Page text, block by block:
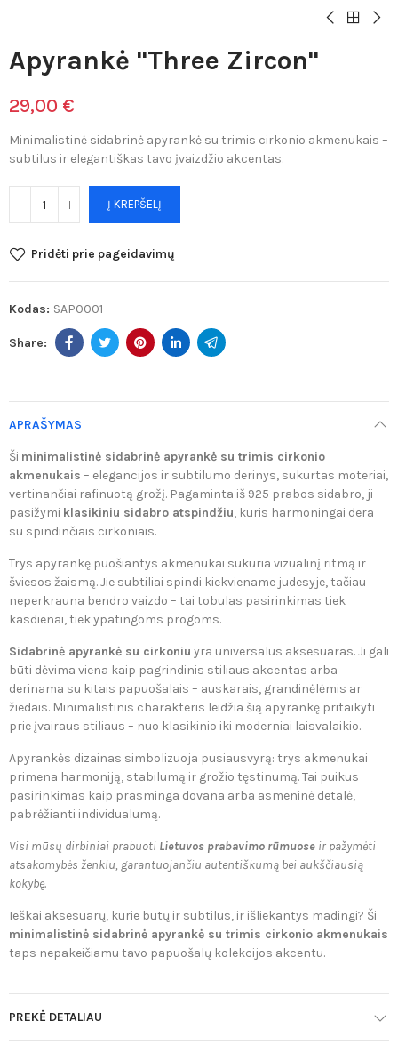
Apyrankė "Three Zircon"
29,00 €
Minimalistinė sidabrinė apyrankė su trimis cirkonio akmenukais –
subtilus ir elegantiškas tavo įvaizdžio akcentas.
Į KREPŠELĮ
Pridėti prie pageidavimų
Kodas: SAP0001
APRAŠYMAS
Ši minimalistinė sidabrinė apyrankė su trimis cirkonio
akmenukais – elegancijos ir subtilumo derinys, sukurtas moteriai,
vertinančiai rafinuotą grožį. Pagaminta iš 925 prabos sidabro, ji
pasižymi klasikiniu sidabro atspindžiu, kuris harmoningai dera
su spindinčiais cirkoniais.
Trys apyrankę puošiantys akmenukai sukuria vizualinį ritmą ir
šviesos žaismą. Jie subtiliai spindi kiekviename judesyje, tačiau
neperkrauna bendro vaizdo – tai tobulas pasirinkimas tiek
kasdienai, tiek ypatingoms progoms.
Sidabrinė apyrankė su cirkoniu yra universalus aksesuaras. Ji gali
būti dėvima viena kaip pagrindinis stiliaus akcentas arba
derinama su kitais papuošalais – auskarais, grandinėlėmis ar
žiedais. Minimalistinis charakteris leidžia šią apyrankę pritaikyti
prie įvairaus stiliaus – nuo klasikinio iki moderniai laisvalaikio.
Apyrankės dizainas simbolizuoja pusiausvyrą: trys akmenukai
primena harmoniją, stabilumą ir grožio tęstinumą. Tai puikus
pasirinkimas kaip prasminga dovana arba asmeninė detalė,
pabrėžianti individualumą.
Visi mūsų dirbiniai prabuoti Lietuvos prabavimo rūmuose ir pažymėti
atsakomybės ženklu, garantuojančiu autentiškumą bei aukščiausią
kokybę.
Ieškai aksesuarų, kurie būtų ir subtilūs, ir išliekantys madingi? Ši
minimalistinė sidabrinė apyrankė su trimis cirkonio akmenukais
taps nepakeičiamu tavo papuošalų kolekcijos akcentu.
PREKĖ DETALIAU